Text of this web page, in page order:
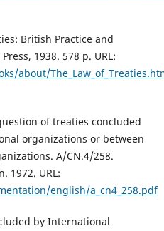
British Practice and
1938. 578 p. URL:
about/
of treaties concluded
organizations or between
A/CN.4/258.
1972. URL:
english/a_cn4_258.pdf
by International